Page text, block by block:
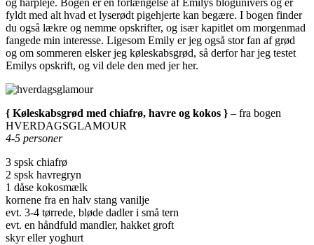
og hårpleje. Bogen er en forlængelse af Emilys blogunivers og er
fyldt med alt hvad et lyserødt pigehjerte kan begære. I bogen finder
du også lækre og nemme opskrifter, og især kapitlet om morgenmad
fangede min interesse. Ligesom Emily er jeg også stor fan af grød
og om sommeren elsker jeg køleskabsgrød, så derfor har jeg testet
Emilys opskrift, og vil dele den med jer her.
{ Køleskabsgrød med chiafrø, havre og kokos } – fra bogen
HVERDAGSGLAMOUR
4-5 personer
3 spsk chiafrø
2 spsk havregryn
1 dåse kokosmælk
kornene fra en halv stang vanilje
evt. 3-4 tørrede, bløde dadler i små tern
evt. en håndfuld mandler, hakket groft
skyr eller yoghurt